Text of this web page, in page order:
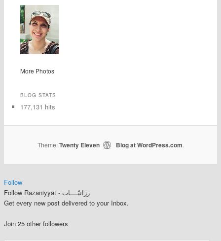
More Photos
BLOG STATS
177,131 hits
Theme:Twenty Eleven |
Blog at WordPress.com.
Follow
Follow Razaniyyat - رزانيّــــات
Get every new post delivered to your Inbox.
Join 25 other followers